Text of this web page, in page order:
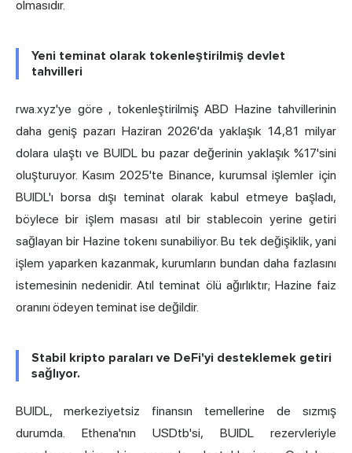
olmasıdır.
Yeni teminat olarak tokenleştirilmiş devlet
tahvilleri
rwa.xyz'ye göre , tokenleştirilmiş ABD Hazine tahvillerinin
daha geniş pazarı Haziran 2026'da yaklaşık 14,81 milyar
dolara ulaştı ve BUIDL bu pazar değerinin yaklaşık %17'sini
oluşturuyor. Kasım 2025'te Binance, kurumsal işlemler için
BUIDL'ı borsa dışı teminat olarak kabul etmeye başladı,
böylece bir işlem masası atıl bir stablecoin yerine getiri
sağlayan bir Hazine tokenı sunabiliyor. Bu tek değişiklik, yani
işlem yaparken kazanmak, kurumların bundan daha fazlasını
istemesinin nedenidir. Atıl teminat ölü ağırlıktır; Hazine faiz
oranını ödeyen teminat ise değildir.
Stabil kripto paraları ve DeFi'yi desteklemek getiri
sağlıyor.
BUIDL, merkeziyetsiz finansın temellerine de sızmış
durumda. Ethena'nın USDtb'si, BUIDL rezervleriyle